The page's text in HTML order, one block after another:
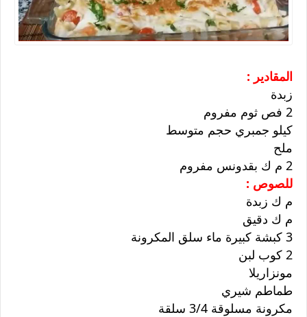
المقادير :
زبدة
2 فص ثوم مفروم
كيلو جمبري حجم متوسط
ملح
2 م ك بقدونس مفروم
للصوص :
م ك زبدة
م ك دقيق
3 كبشة كبيرة ماء سلق المكرونة
2 كوب لبن
مونزاريلا
طماطم شيري
مكرونة مسلوقة 3/4 سلقة